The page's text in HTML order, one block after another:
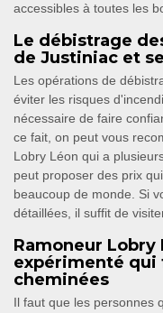
accessibles à toutes les
Le débistrage
de Justiniac et
Les opérations de
éviter les risques
nécessaire de faire
ce fait, on peut vous
Lobry Léon qui a
peut proposer des prix
beaucoup de monde. Si
détaillées, il suffit de
Ramoneur Lobry
expérimenté qui
cheminées
Il faut que les personnes